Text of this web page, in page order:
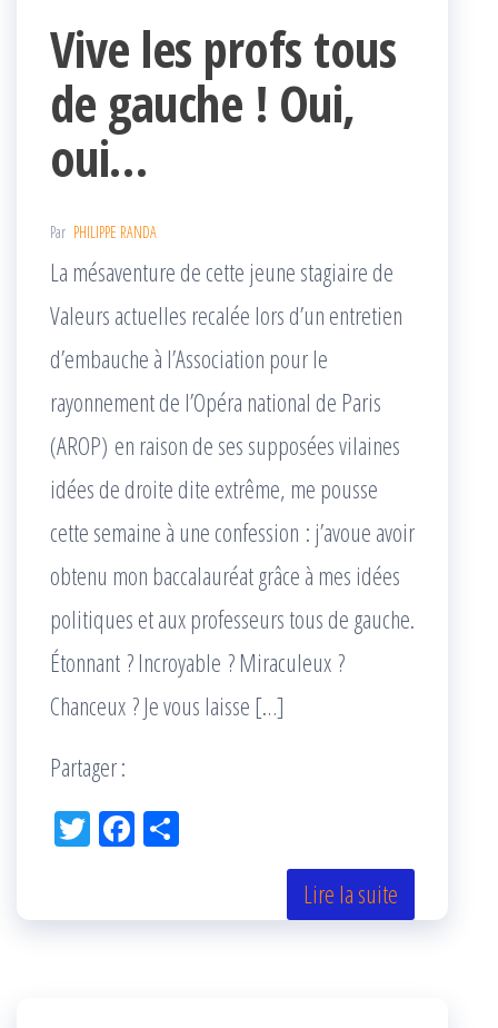
Vive les profs tous
de gauche ! Oui,
oui…
Par PHILIPPE RANDA
La mésaventure de cette jeune stagiaire de
Valeurs actuelles recalée lors d’un entretien
d’embauche à l’Association pour le
rayonnement de l’Opéra national de Paris
(AROP) en raison de ses supposées vilaines
idées de droite dite extrême, me pousse
cette semaine à une confession : j’avoue avoir
obtenu mon baccalauréat grâce à mes idées
politiques et aux professeurs tous de gauche.
Étonnant ? Incroyable ? Miraculeux ?
Chanceux ? Je vous laisse […]
Partager :
Tw Fac
k r
Lire la suite